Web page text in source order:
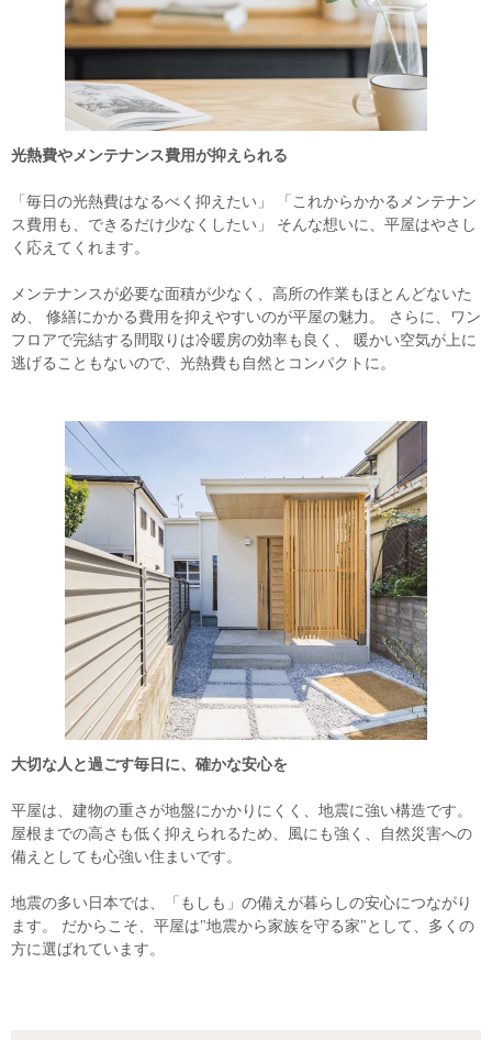
光熱費やメンテナンス費用が抑えられる
「毎日の光熱費はなるべく抑えたい」 「これからかかるメンテナン
ス費用も、できるだけ少なくしたい」 そんな想いに、平屋はやさし
く応えてくれます。
メンテナンスが必要な面積が少なく、高所の作業もほとんどないた
め、 修繕にかかる費用を抑えやすいのが平屋の魅力。 さらに、ワン
フロアで完結する間取りは冷暖房の効率も良く、 暖かい空気が上に
逃げることもないので、光熱費も自然とコンパクトに。
大切な人と過ごす毎日に、確かな安心を
平屋は、建物の重さが地盤にかかりにくく、地震に強い構造です。
屋根までの高さも低く抑えられるため、風にも強く、自然災害への
備えとしても心強い住まいです。
地震の多い日本では、「もしも」の備えが暮らしの安心につながり
ます。 だからこそ、平屋は"地震から家族を守る家"として、多くの
方に選ばれています。